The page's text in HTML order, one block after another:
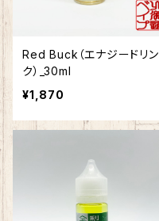
Red Buck（エナジードリン
ク）_30ml
¥1,870